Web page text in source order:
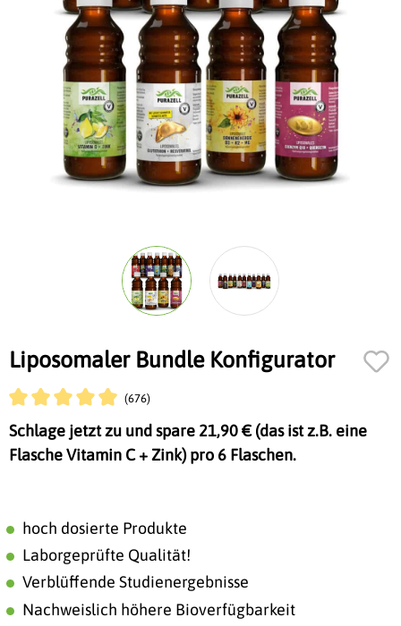
Liposomaler Bundle Konfigurator
Durchschnittliche Bewertung von 4.8 von 5 Sternen
(676)
Schlage jetzt zu und spare 21,90 € (das ist z.B. eine
Flasche Vitamin C + Zink) pro 6 Flaschen.
hoch dosierte Produkte
Laborgeprüfte Qualität!
Verblüffende Studienergebnisse
Nachweislich höhere Bioverfügbarkeit